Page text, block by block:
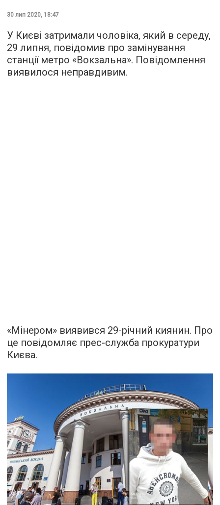
30 лип 2020, 18:47
У Києві затримали чоловіка, який в середу,
29 липня, повідомив про замінування
станції метро «Вокзальна». Повідомлення
виявилося неправдивим.
«Мінером» виявився 29-річний киянин. Про
це повідомляє прес-служба прокуратури
Києва.